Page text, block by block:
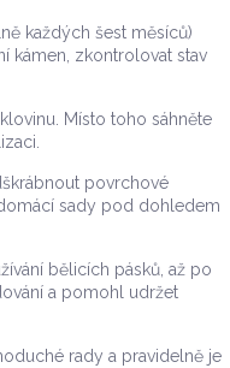
každých šest měsíců)
kámen, zkontrolovat stav
Místo toho sáhněte
povrchové
sady pod dohledem
bělicích pásků, až po
a pomohl udržet
rady a pravidelně je